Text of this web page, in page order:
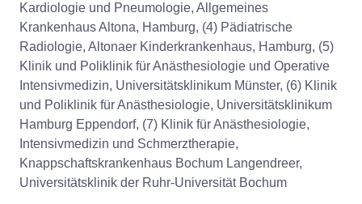
Kardiologie und Pneumologie, Allgemeines
Krankenhaus Altona, Hamburg, (4) Pädiatrische
Radiologie, Altonaer Kinderkrankenhaus, Hamburg, (5)
Klinik und Poliklinik für Anästhesiologie und Operative
Intensivmedizin, Universitätsklinikum Münster, (6) Klinik
und Poliklinik für Anästhesiologie, Universitätsklinikum
Hamburg Eppendorf, (7) Klinik für Anästhesiologie,
Intensivmedizin und Schmerztherapie,
Knappschaftskrankenhaus Bochum Langendreer,
Universitätsklinik der Ruhr-Universität Bochum